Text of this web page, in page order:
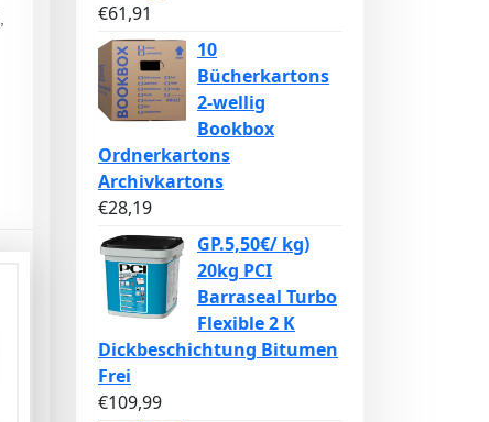
€61,91
10
Bücherkartons
2-wellig
Bookbox
Ordnerkartons
Archivkartons
€28,19
GP.5,50€/ kg)
20kg PCI
Barraseal Turbo
Flexible 2 K
Dickbeschichtung Bitumen
Frei
€109,99